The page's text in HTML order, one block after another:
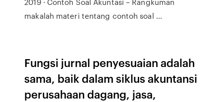
makalah materi tentang contoh soal …
Fungsi jurnal penyesuaian adalah
sama, baik dalam siklus akuntansi
perusahaan dagang, jasa,